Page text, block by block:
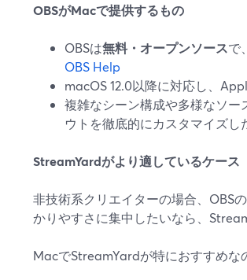
OBSがMacで提供するもの
OBSは無料・オープンソースで
OBS Help
macOS 12.0以降に対応し、
複雑なシーン構成や多様なソ
ウトを徹底的にカスタマイズし
StreamYardがより適しているケース
非技術系クリエイターの場合、OBS
かりやすさに集中したいなら、
MacでStreamYardが特におすすめな